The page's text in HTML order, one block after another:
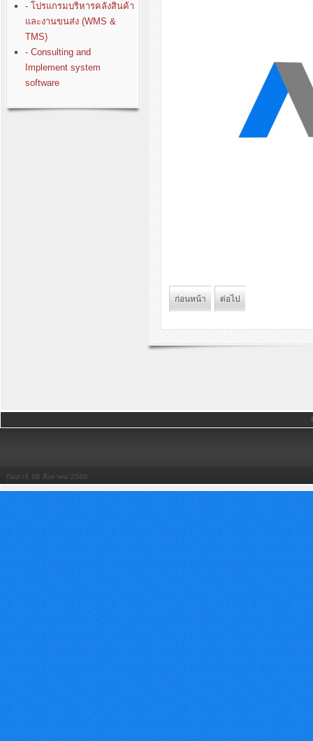
- โปรแกรมบริหารคลังสินค้า
และงานขนส่ง (WMS &
TMS)
- Consulting and
Implement system
software
ก่อนหน้า ต่อไป
วันเสาร์, 08 สิงหาคม 2569